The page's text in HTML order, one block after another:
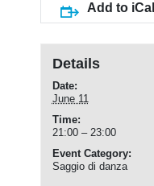
Add to
Details
Date:
June 11
Time:
21:00 – 23:00
Event Category:
Saggio di danza